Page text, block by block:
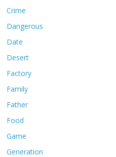
Crime
Dangerous
Date
Desert
Factory
Family
Father
Food
Game
Generation